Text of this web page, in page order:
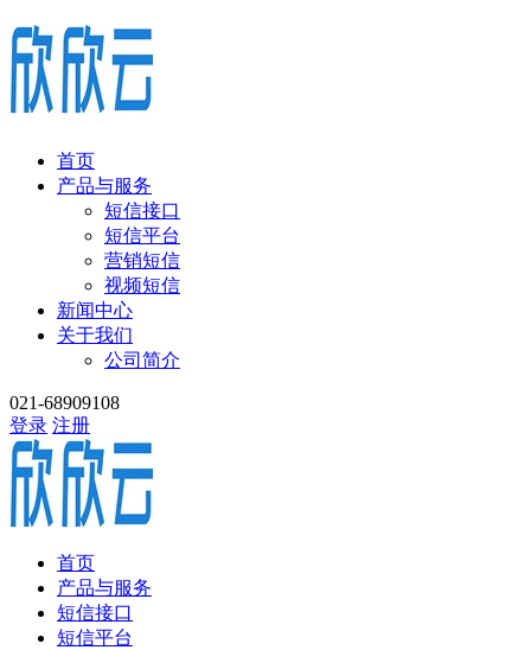
首页
产品与服务
短信接口
短信平台
营销短信
视频短信
新闻中心
关于我们
公司简介
021-68909108
登录 注册
首页
产品与服务
短信接口
短信平台